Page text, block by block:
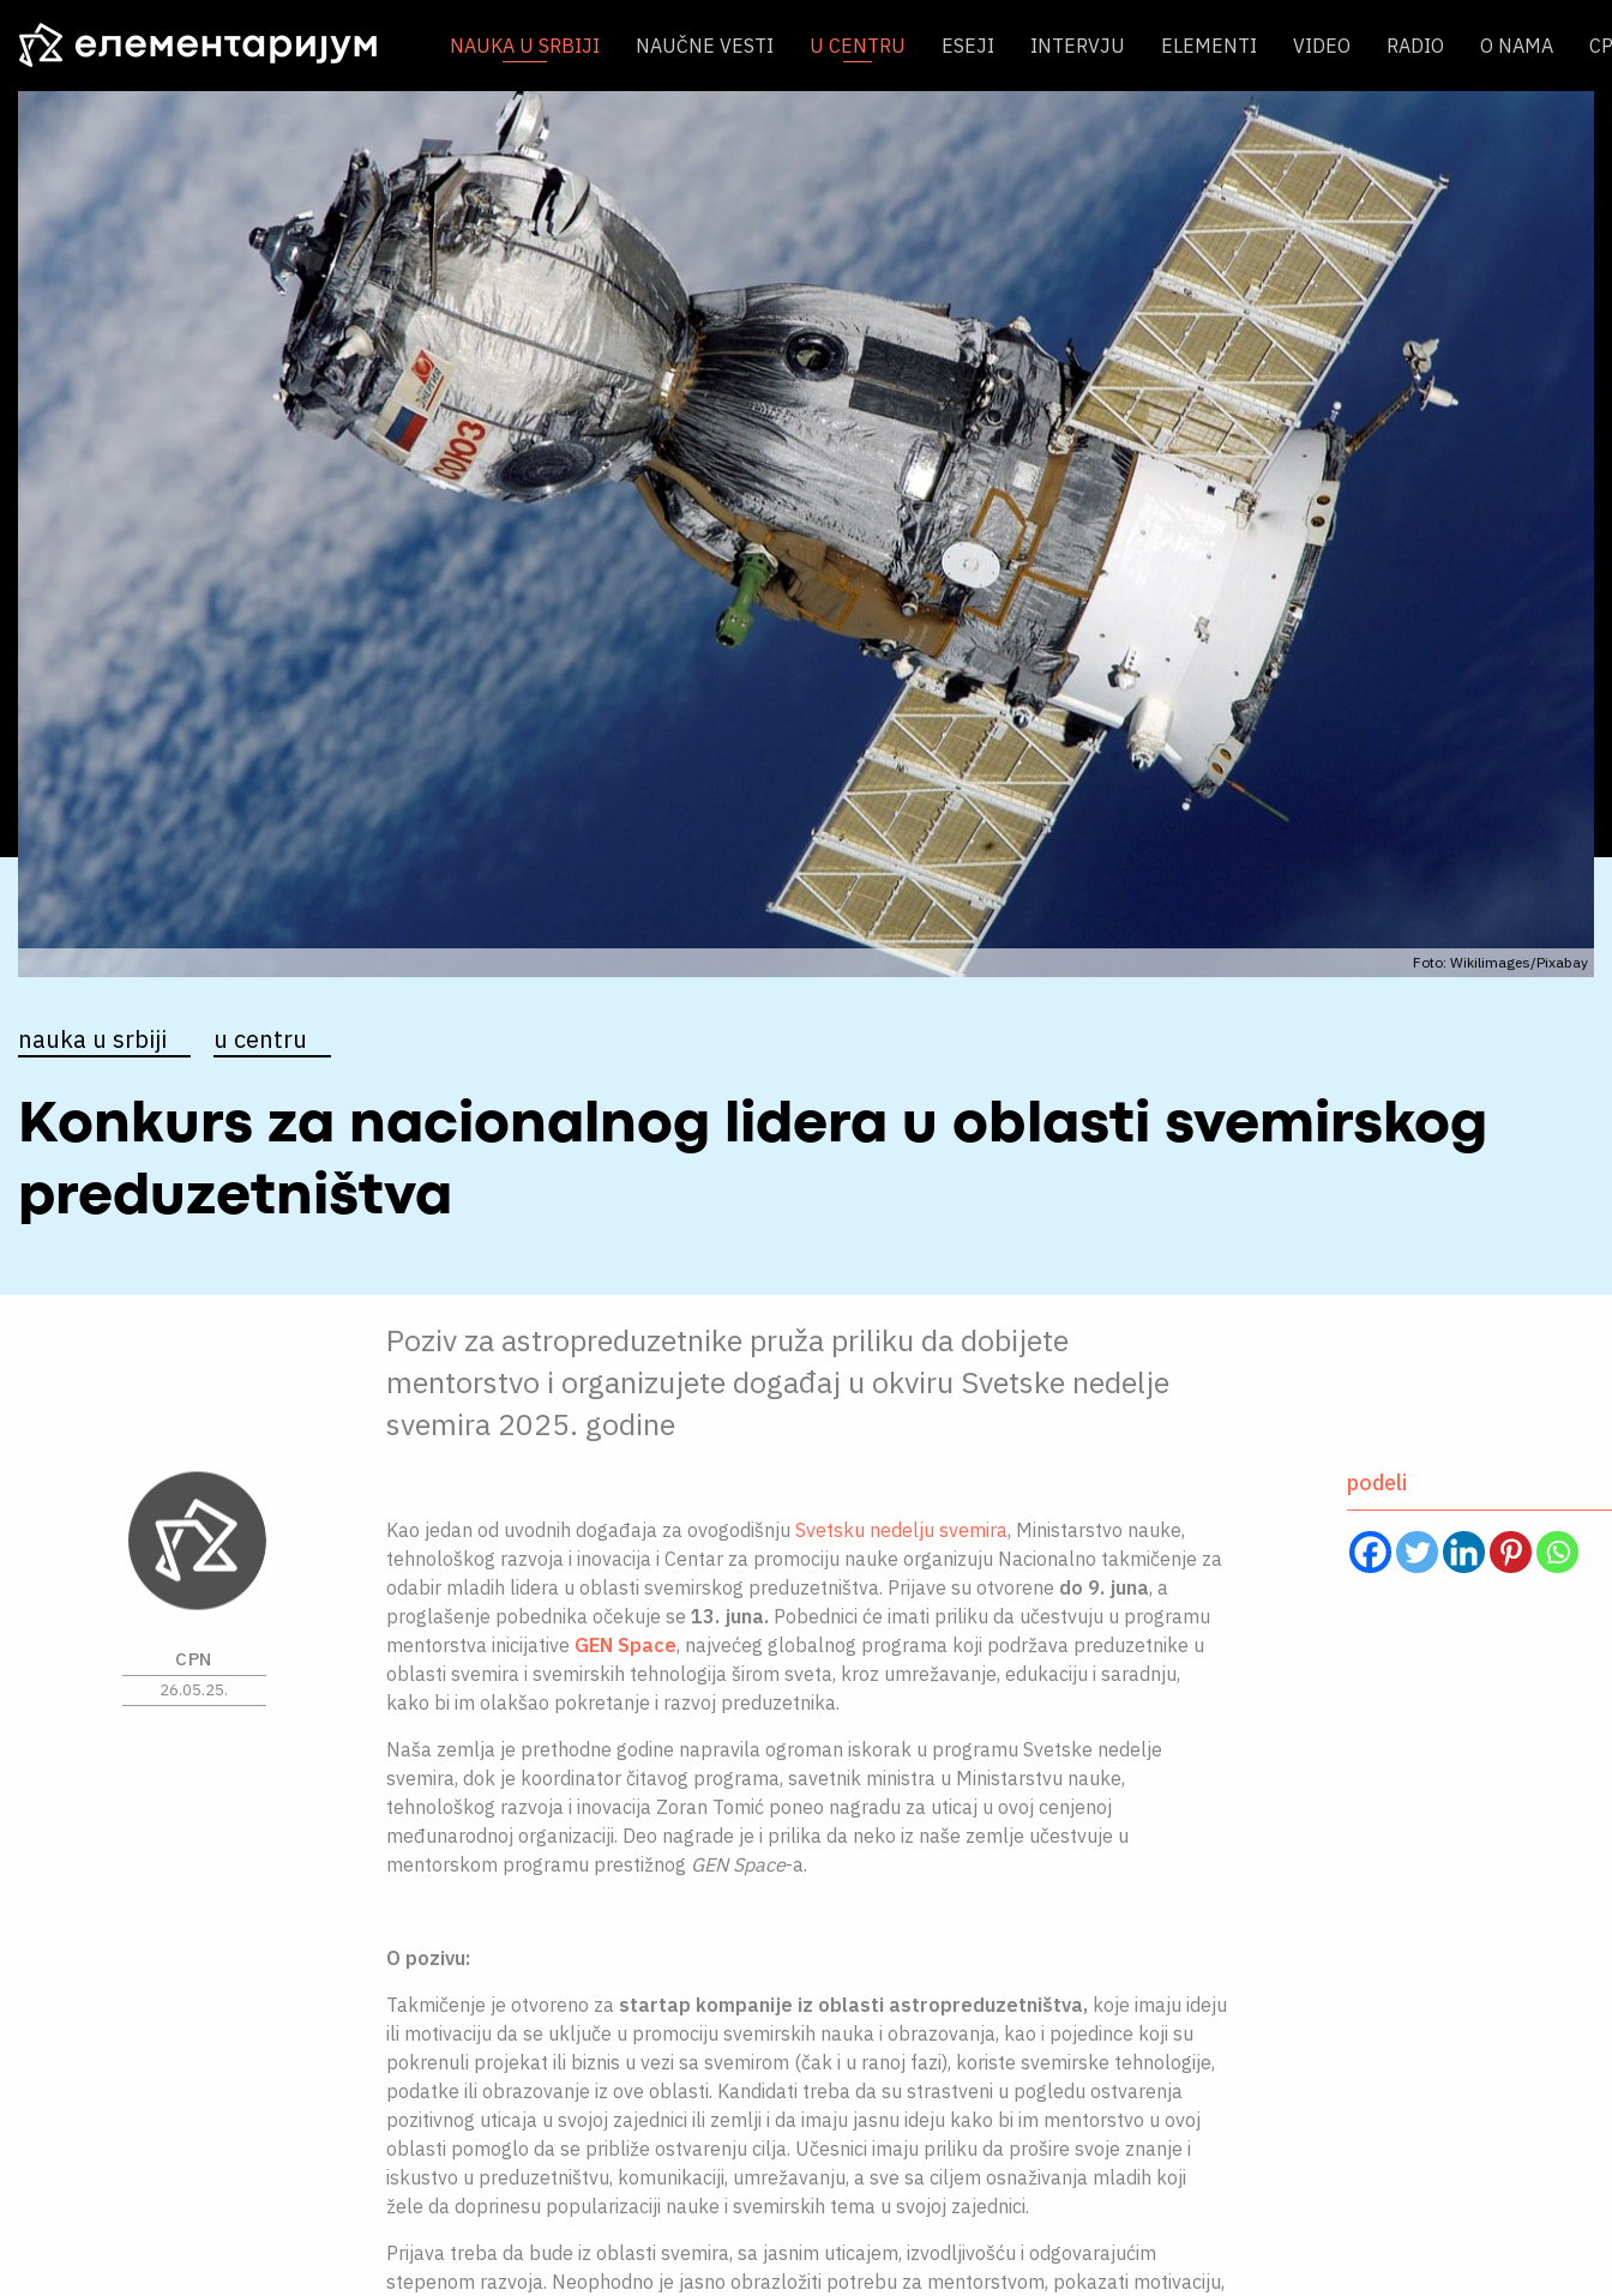
NAUKA U SRBIJI NAUČNE VESTI U CENTRU ESEJI INTERVJU ELEMENTI VIDEO RADIO O NAMA
Foto: Wikilimages/Pixabay
nauka u srbiji u centru
Konkurs za nacionalnog lidera u oblasti svemirskog
preduzetništva
Poziv za astropreduzetnike pruža priliku da dobijete
mentorstvo i organizujete događaj u okviru Svetske nedelje
svemira 2025. godine
Kao jedan od uvodnih događaja za ovogodišnju Svetsku nedelju svemira, Ministarstvo nauke,
tehnološkog razvoja i inovacija i Centar za promociju nauke organizuju Nacionalno takmičenje za
odabir mladih lidera u oblasti svemirskog preduzetništva. Prijave su otvorene do 9. juna, a
proglašenje pobednika očekuje se 13. juna. Pobednici će imati priliku da učestvuju u programu
mentorstva inicijative GEN Space, najvećeg globalnog programa koji podržava preduzetnike u
oblasti svemira i svemirskih tehnologija širom sveta, kroz umrežavanje, edukaciju i saradnju,
kako bi im olakšao pokretanje i razvoj preduzetnika.
Naša zemlja je prethodne godine napravila ogroman iskorak u programu Svetske nedelje
svemira, dok je koordinator čitavog programa, savetnik ministra u Ministarstvu nauke,
tehnološkog razvoja i inovacija Zoran Tomić poneo nagradu za uticaj u ovoj cenjenoj
međunarodnoj organizaciji. Deo nagrade je i prilika da neko iz naše zemlje učestvuje u
mentorskom programu prestižnog GEN Space-a.
O pozivu:
Takmičenje je otvoreno za startap kompanije iz oblasti astropreduzetništva, koje imaju ideju
ili motivaciju da se uključe u promociju svemirskih nauka i obrazovanja, kao i pojedince koji su
pokrenuli projekat ili biznis u vezi sa svemirom (čak i u ranoj fazi), koriste svemirske tehnologije,
podatke ili obrazovanje iz ove oblasti. Kandidati treba da su strastveni u pogledu ostvarenja
pozitivnog uticaja u svojoj zajednici ili zemlji i da imaju jasnu ideju kako bi im mentorstvo u ovoj
oblasti pomoglo da se približe ostvarenju cilja. Učesnici imaju priliku da prošire svoje znanje i
iskustvo u preduzetništvu, komunikaciji, umrežavanju, a sve sa ciljem osnaživanja mladih koji
žele da doprinesu popularizaciji nauke i svemirskih tema u svojoj zajednici.
Prijava treba da bude iz oblasti svemira, sa jasnim uticajem, izvodljivošću i odgovarajućim
stepenom razvoja. Neophodno je jasno obrazložiti potrebu za mentorstvom, pokazati motivaciju,
CPN
26.05.25.
podeli